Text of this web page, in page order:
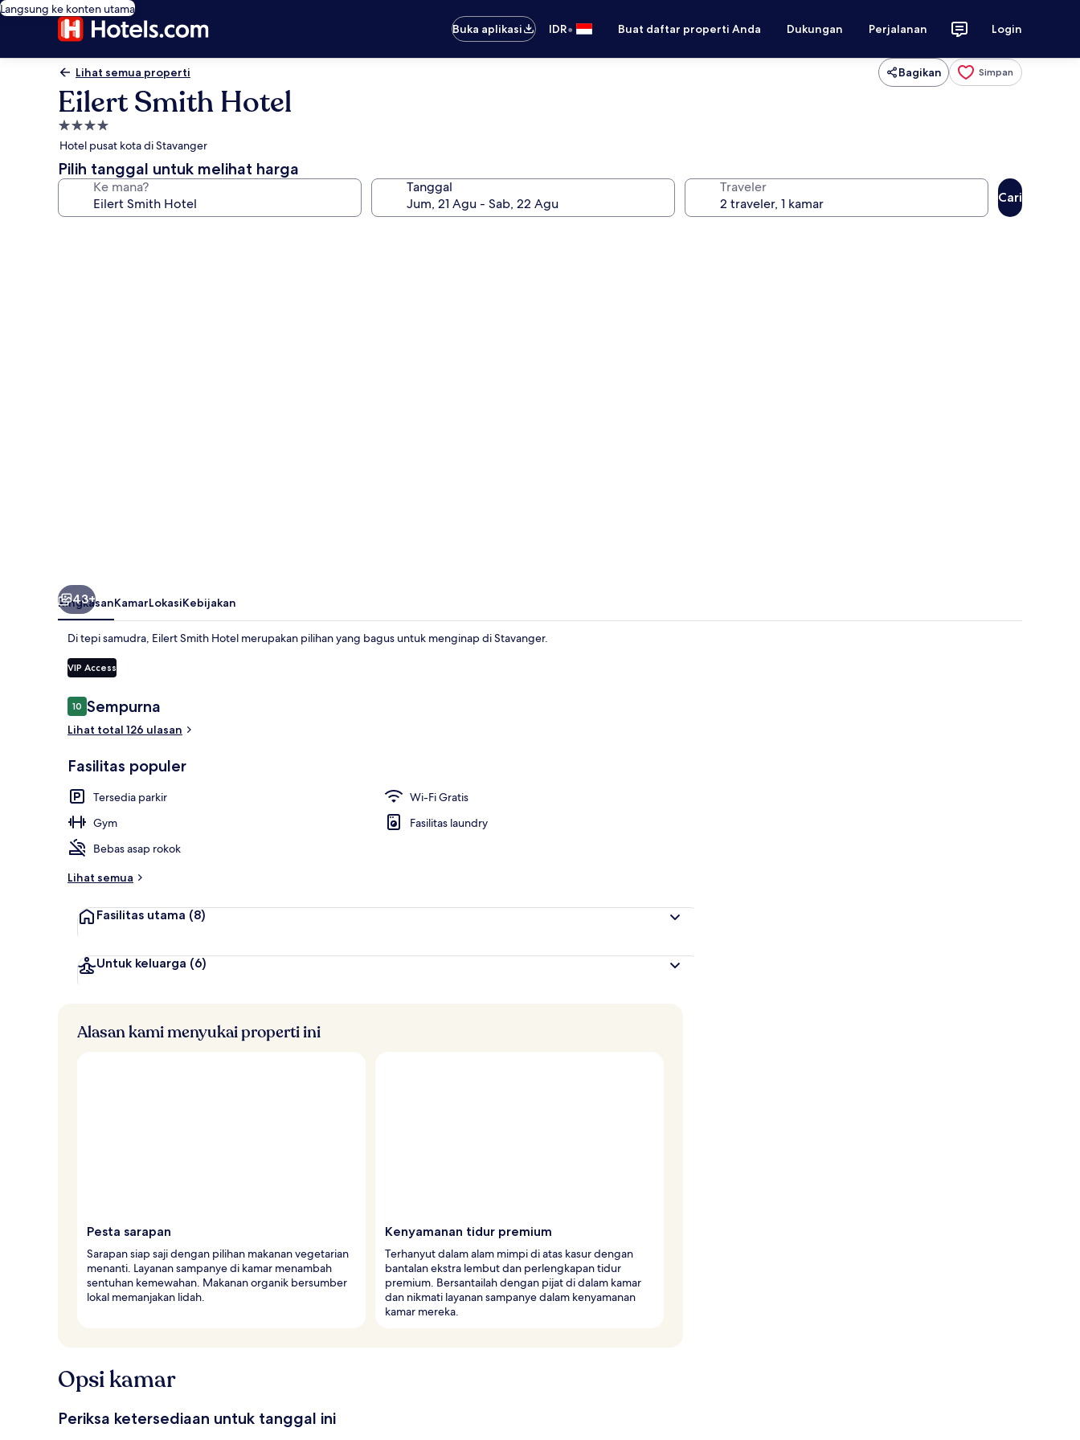
Langsung ke konten utama
Buka aplikasi
IDR• Buat daftar properti Anda Dukungan Perjalanan Login
Lihat semua properti Bagikan Simpan
Eilert Smith Hotel
Properti
bintang
4.0
Hotel pusat kota di Stavanger
Pilih tanggal untuk melihat harga
Ke mana? Tanggal Traveler
Cari
43+
RingkasanKamarLokasiKebijakan
Di tepi samudra, Eilert Smith Hotel merupakan pilihan yang bagus untuk menginap di Stavanger.
VIP Access
Ulasan
1010 dari 10
Sempurna
Lihat total 126 ulasan
Fasilitas populer
Tersedia parkir
Wi-Fi Gratis
Gym
Fasilitas laundry
Bebas asap rokok
Lihat semua
Fasilitas utama (8)
Untuk keluarga (6)
Alasan kami menyukai properti ini
Pesta sarapan
Sarapan siap saji dengan pilihan makanan vegetarian
menanti. Layanan sampanye di kamar menambah
sentuhan kemewahan. Makanan organik bersumber
lokal memanjakan lidah.
Kenyamanan tidur premium
Terhanyut dalam alam mimpi di atas kasur dengan
bantalan ekstra lembut dan perlengkapan tidur
premium. Bersantailah dengan pijat di dalam kamar
dan nikmati layanan sampanye dalam kenyamanan
kamar mereka.
Opsi kamar
Periksa ketersediaan untuk tanggal ini